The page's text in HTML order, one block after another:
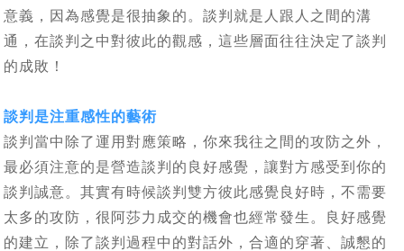
意義，因為感覺是很抽象的。談判就是人跟人之間的溝
通，在談判之中對彼此的觀感，這些層面往往決定了談判
的成敗！
談判是注重感性的藝術
談判當中除了運用對應策略，你來我往之間的攻防之外，
最必須注意的是營造談判的良好感覺，讓對方感受到你的
談判誠意。其實有時候談判雙方彼此感覺良好時，不需要
太多的攻防，很阿莎力成交的機會也經常發生。良好感覺
的建立，除了談判過程中的對話外，合適的穿著、誠懇的